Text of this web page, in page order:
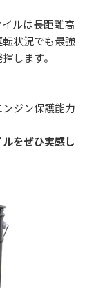
ルは長距離高
状況でも最強
します。
ジン保護能力
をぜひ実感し